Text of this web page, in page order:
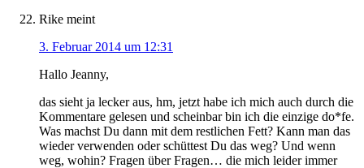
Rike meint
3. Februar 2014 um 12:31
Hallo Jeanny,
das sieht ja lecker aus, hm, jetzt habe ich mich auch durch die
Kommentare gelesen und scheinbar bin ich die einzige do*fe.
Was machst Du dann mit dem restlichen Fett? Kann man das
wieder verwenden oder schüttest Du das weg? Und wenn
weg, wohin? Fragen über Fragen… die mich leider immer